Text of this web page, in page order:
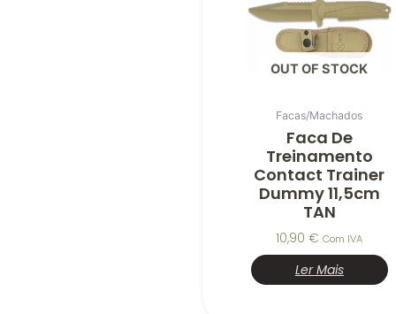
OUT OF STOCK
Facas/Machados
Faca De
Treinamento
Contact Trainer
Dummy 11,5cm
TAN
10,90€ Com IVA
Ler Mais